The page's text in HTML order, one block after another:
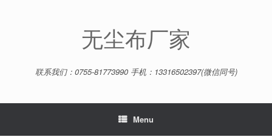
无尘布厂家
联系我们：0755-81773990 手机：13316502397(微信同号)
Menu